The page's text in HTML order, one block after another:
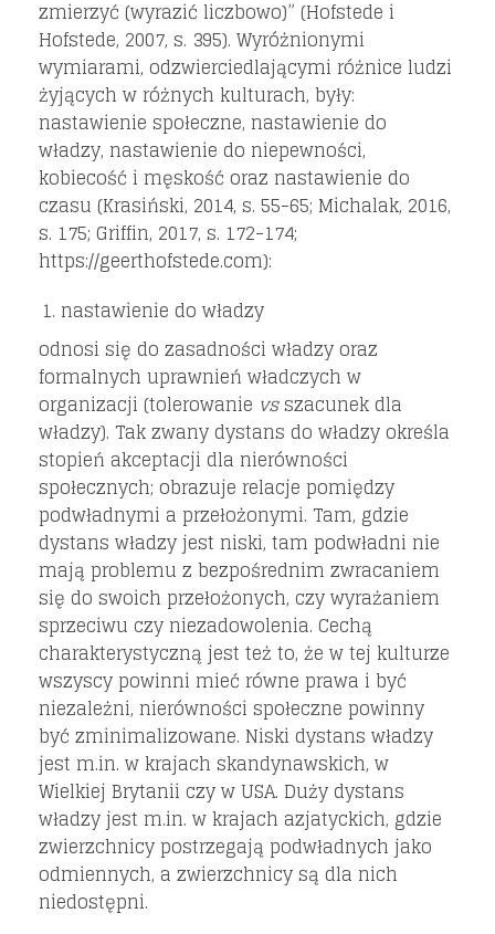
zmierzyć (wyrazić liczbowo)” (Hofstede i
Hofstede, 2007, s. 395). Wyróżnionymi
wymiarami, odzwierciedlającymi różnice ludzi
żyjących w różnych kulturach, były:
nastawienie społeczne, nastawienie do
władzy, nastawienie do niepewności,
kobiecość i męskość oraz nastawienie do
czasu (Krasiński, 2014, s. 55-65; Michalak, 2016,
s. 175; Griffin, 2017, s. 172-174;
https://geerthofstede.com):
nastawienie do władzy
odnosi się do zasadności władzy oraz
formalnych uprawnień władczych w
organizacji (tolerowanie vsszacunek dla
władzy). Tak zwany dystans do władzy określa
stopień akceptacji dla nierówności
społecznych; obrazuje relacje pomiędzy
podwładnymi a przełożonymi. Tam, gdzie
dystans władzy jest niski, tam podwładni nie
mają problemu z bezpośrednim zwracaniem
się do swoich przełożonych, czy wyrażaniem
sprzeciwu czy niezadowolenia. Cechą
charakterystyczną jest też to, że w tej kulturze
wszyscy powinni mieć równe prawa i być
niezależni, nierówności społeczne powinny
być zminimalizowane. Niski dystans władzy
jest m.in. w krajach skandynawskich, w
Wielkiej Brytanii czy w USA. Duży dystans
władzy jest m.in. w krajach azjatyckich, gdzie
zwierzchnicy postrzegają podwładnych jako
odmiennych, a zwierzchnicy są dla nich
niedostępni.